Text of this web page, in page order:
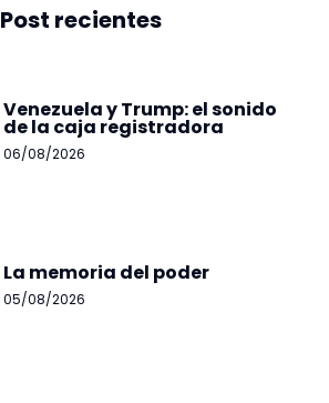
Post recientes
Venezuela y Trump: el sonido
de la caja registradora
06/08/2026
La memoria del poder
05/08/2026